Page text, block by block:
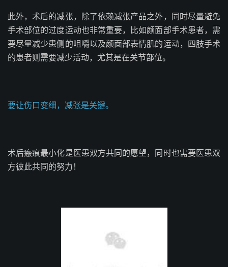
此外，术后的减张，除了依赖减张产品之外，同时尽量避免
手术部位的过度运动也非常重要，比如颜面部手术患者，需
要尽量减少患侧的咀嚼以及颜面部表情肌的运动，四肢手术
的患者则需要减少活动，尤其是在关节部位。
要让伤口变细，减张是关键。
术后瘢痕最小化是医患双方共同的愿望，同时也需要医患双
方彼此共同的努力！